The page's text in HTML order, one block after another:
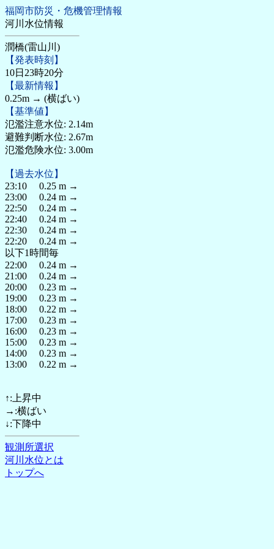
福岡市防災・危機管理情報
河川水位情報
潤橋(雷山川)
【発表時刻】
10日23時20分
【最新情報】
0.25m → (横ばい)
【基準値】
氾濫注意水位: 2.14m
避難判断水位: 2.67m
氾濫危険水位: 3.00m
【過去水位】
23:10 0.25 m →
23:00 0.24 m →
22:50 0.24 m →
22:40 0.24 m →
22:30 0.24 m →
22:20 0.24 m →
以下1時間毎
22:00 0.24 m →
21:00 0.24 m →
20:00 0.23 m →
19:00 0.23 m →
18:00 0.22 m →
17:00 0.23 m →
16:00 0.23 m →
15:00 0.23 m →
14:00 0.23 m →
13:00 0.22 m →
↑:上昇中
→:横ばい
↓:下降中
観測所選択
河川水位とは
トップへ